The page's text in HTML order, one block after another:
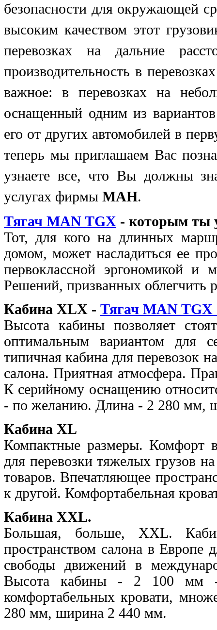
безопасности для окружающей
высоким качеством этот
перевозках на дальние
производительность в
важное: в перевозках на
оснащенный одним из
его от других автомобилей в
теперь мы приглашаем Вас
узнаете все, что Вы должны
услугах фирмы МАН.
Тягач MAN TGX - которым ты
Тот, для кого на длинных
домом, может насладиться ее
первоклассной эргономикой и
Решений, призванных облегчить
Кабина XLX - Тягач MAN TGX
Высота кабины позволяет
оптимальным вариантом для
типичная кабина для перевозок
салона. Приятная атмосфера.
К серийному оснащению
- по желанию. Длина - 2 280 мм,
Кабина XL
Компактные размеры. Комфорт
для перевозки тяжелых грузов
товаров. Впечатляющее
к другой. Комфортабельная
Кабина XXL.
Большая, больше, XXL.
пространством салона в Европе
свободы движений в
Высота кабины - 2 100 мм -
комфортабельных кровати,
280 мм, ширина 2 440 мм.